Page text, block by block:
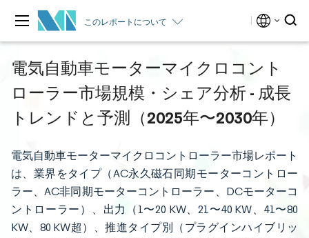
このレポートについて
電気自動車モーターマイクロコント
ローラー市場規模・シェア分析 - 成長
トレンドと予測（2025年〜2030年）
電気自動車モーターマイクロコントローラー市場レポート
は、業界をタイプ（AC永久磁石同期モーターコントロー
ラー、AC非同期モーターコントローラー、DCモーターコ
ントローラー）、出力（1〜20 KW、21〜40 KW、41〜80
KW、80 KW超）、推進タイプ別（プラグインハイブリッ